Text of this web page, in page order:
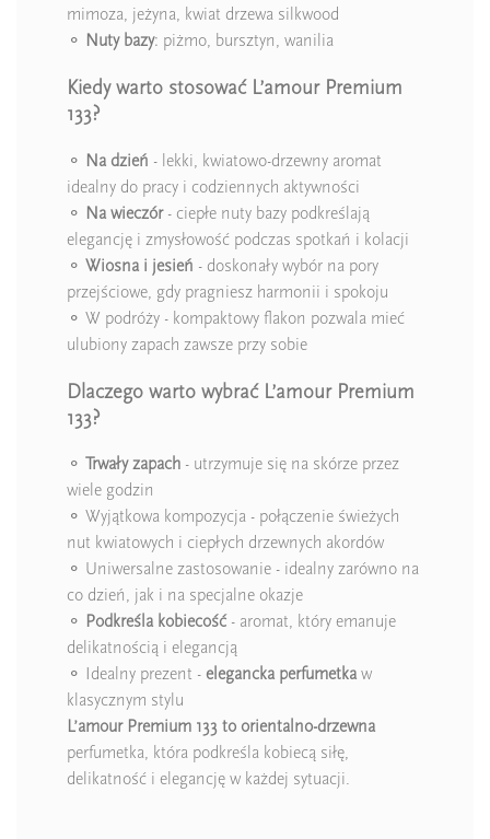
mimoza, jeżyna, kwiat drzewa silkwood
⚬ Nuty bazy: piżmo, bursztyn, wanilia
Kiedy warto stosować L’amour Premium
133?
⚬ Na dzień - lekki, kwiatowo-drzewny aromat
idealny do pracy i codziennych aktywności
⚬ Na wieczór- ciepłe nuty bazy podkreślają
elegancję i zmysłowość podczas spotkań i kolacji
⚬ Wiosna i jesień - doskonały wybór na pory
przejściowe, gdy pragniesz harmonii i spokoju
⚬ W podróży - kompaktowy flakon pozwala mieć
ulubiony zapach zawsze przy sobie
Dlaczego warto wybrać L’amour Premium
133?
⚬ Trwały zapach - utrzymuje się na skórze przez
wiele godzin
⚬ Wyjątkowa kompozycja - połączenie świeżych
nut kwiatowych i ciepłych drzewnych akordów
⚬ Uniwersalne zastosowanie - idealny zarówno na
co dzień, jak i na specjalne okazje
⚬ Podkreśla kobiecość - aromat, który emanuje
delikatnością i elegancją
⚬ Idealny prezent - elegancka perfumetka w
klasycznym stylu
L’amour Premium 133 to orientalno-drzewna
perfumetka, która podkreśla kobiecą siłę,
delikatność i elegancję w każdej sytuacji.